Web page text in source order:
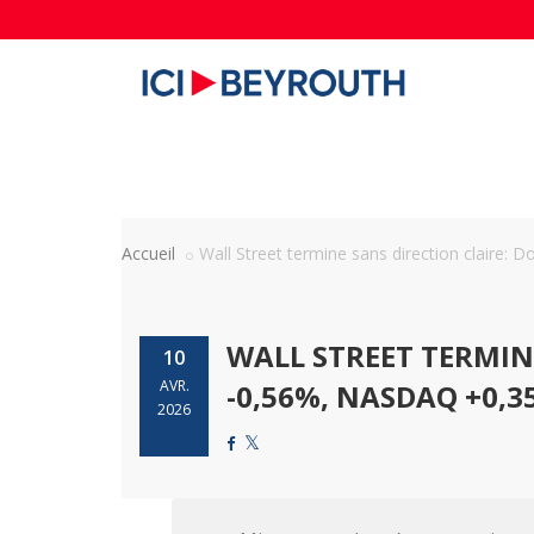
Accueil Wall Street termine sans direction claire:
10
AVR.
2026
WALL STREET
-0,56%, NASDAQ